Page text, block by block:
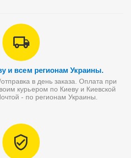
и всем регионам Украины.
в день заказа. Оплата при
курьером по Киеву и Киевской
- по регионам Украины.